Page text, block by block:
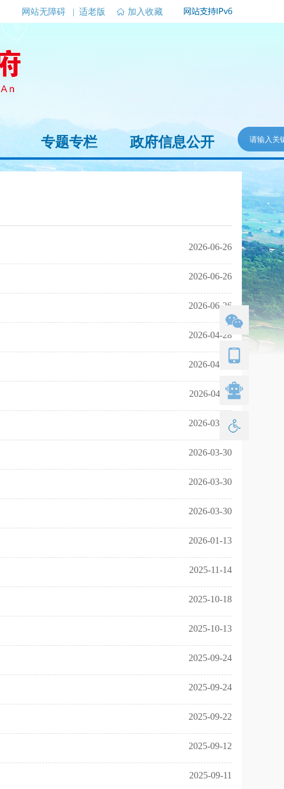
加入收藏
网站无障碍 | 适老版
专题专栏 政府信息公开
2026-06-26
2026-06-26
2026-06-26
2026-04-28
2026-04-21
2026-04-11
2026-03-30
2026-03-30
2026-03-30
2026-03-30
2026-01-13
2025-11-14
2025-10-18
2025-10-13
2025-09-24
2025-09-24
2025-09-22
2025-09-12
2025-09-11